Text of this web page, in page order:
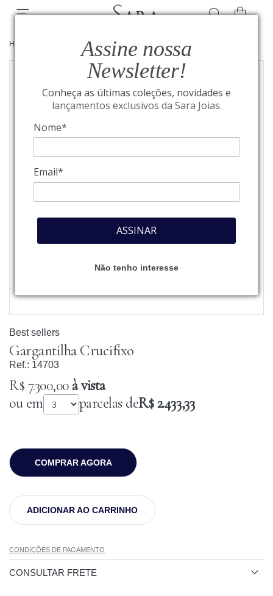
Assine nossa
Newsletter!
Conheça as últimas coleções, novidades e
lançamentos exclusivos da Sara Joias.
Nome*
Email*
ASSINAR
Não tenho interesse
HOME BEST SELLERS
Best sellers
Gargantilha Crucifixo
Ref.: 14703
R$ 7.300,00à vista
ou em
parcelas deR$ 2.433,33
COMPRAR AGORA
ADICIONAR AO CARRINHO
CONDIÇÕES DE PAGAMENTO
CONSULTAR FRETE